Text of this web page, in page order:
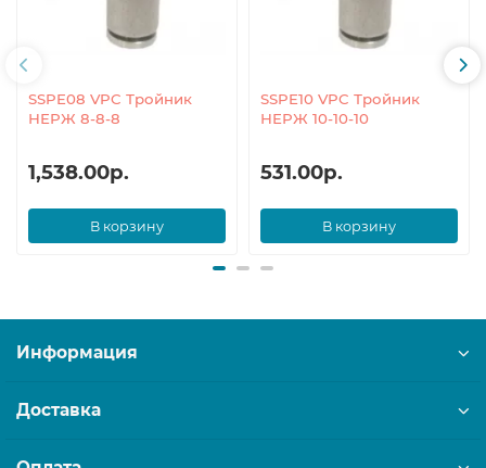
SSPE08 VPC Тройник
НЕРЖ 8-8-8
1,538.00р.
В корзину
SSPE10 VPC Тройник
НЕРЖ 10-10-10
531.00р.
В корзину
Информация
Доставка